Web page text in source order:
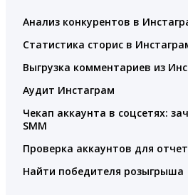
Анализ конкурентов в
Статистика сторис в
Выгрузка комментариев из
Аудит Инстаграм
Чекап аккаунта в соцсетях:
SMM
Проверка аккаунтов для
Найти победителя розыгрыша